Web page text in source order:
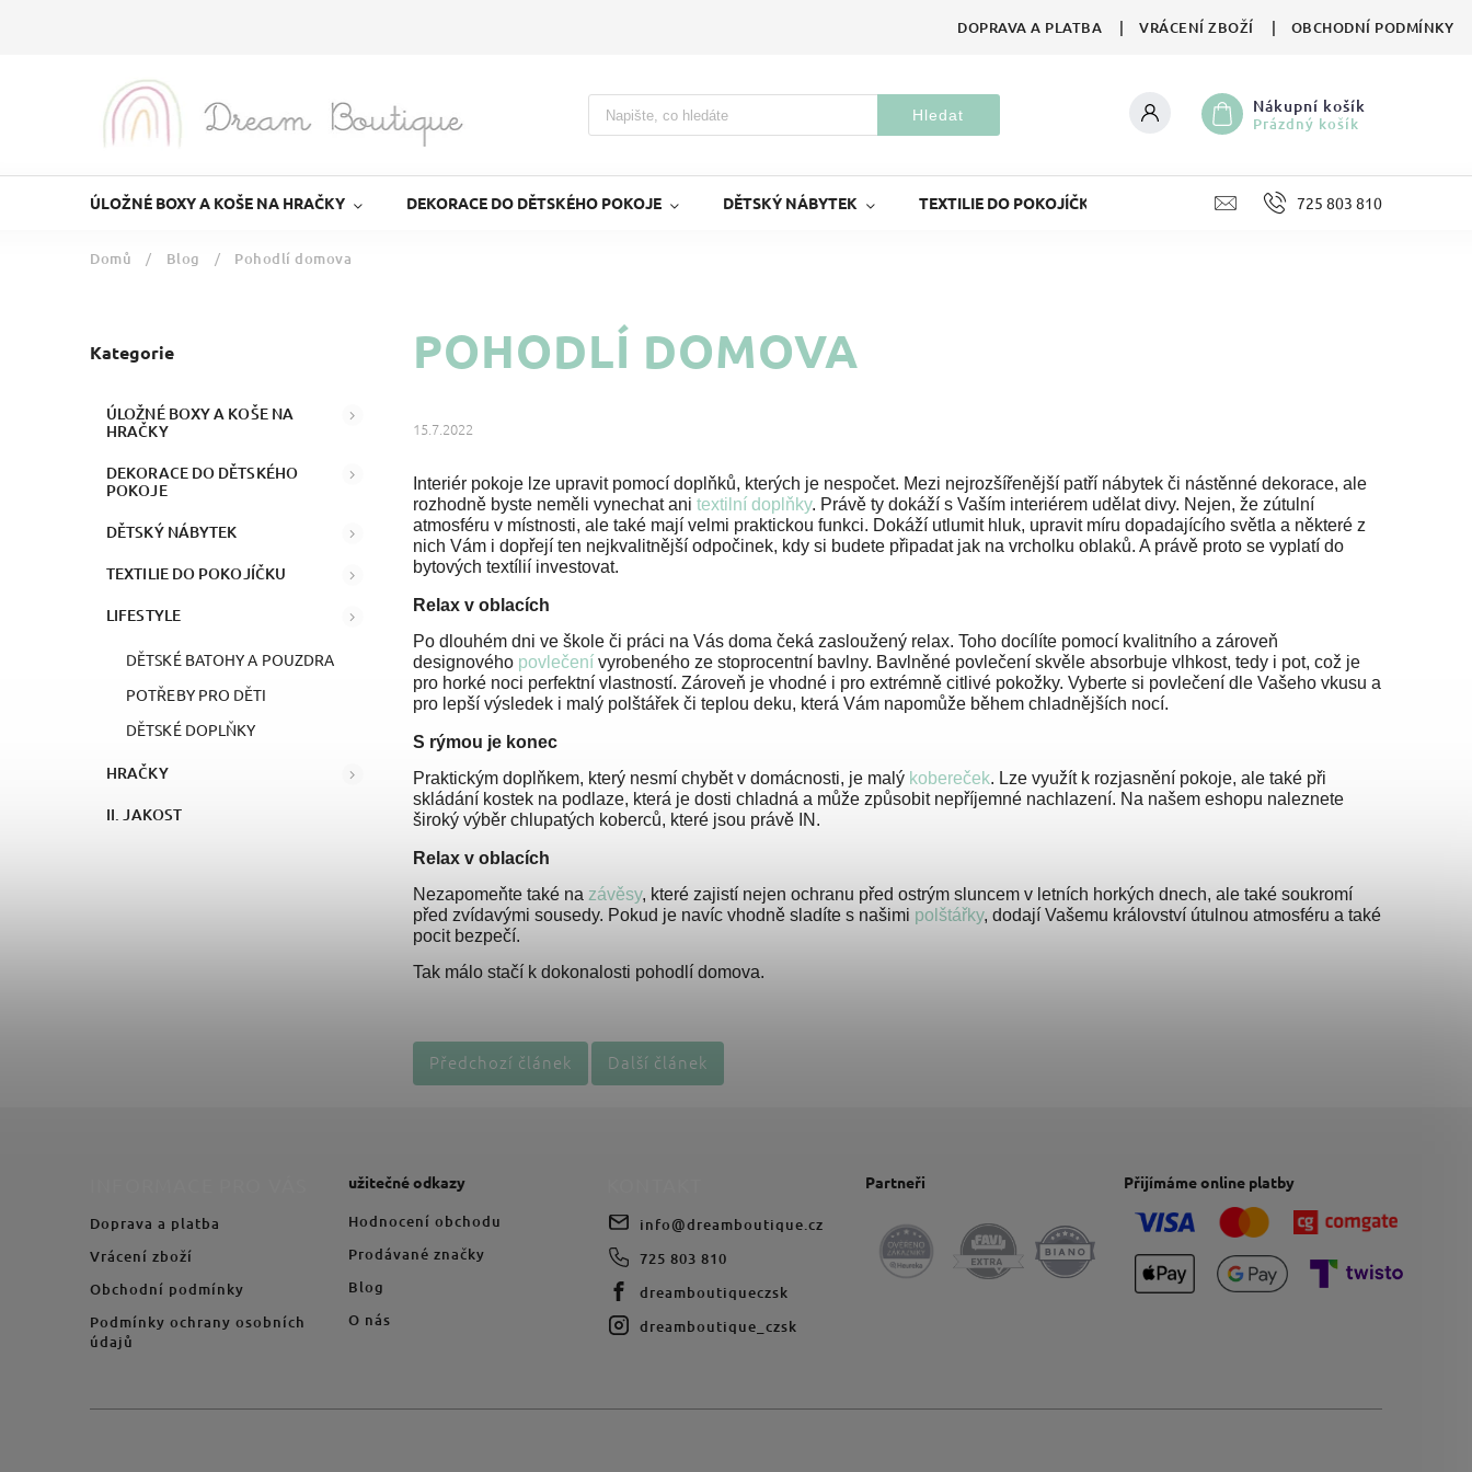
DOPRAVA A PLATBA VRÁCENÍ ZBOŽÍ OBCHODNÍ PODMÍNKY
Hledat Nákupní košík
Prázdný košík
ÚLOŽNÉ BOXY A KOŠE NA HRAČKY DEKORACE DO DĚTSKÉHO POKOJE DĚTSKÝ NÁBYTEK TEXTILIE DO POKOJÍČKU LIFESTYLE HRAČKY
725 803 810
Domů / Blog / Pohodlí domova
Kategorie
ÚLOŽNÉ BOXY A KOŠE NA
HRAČKY
DEKORACE DO DĚTSKÉHO
POKOJE
DĚTSKÝ NÁBYTEK
TEXTILIE DO POKOJÍČKU
LIFESTYLE
DĚTSKÉ BATOHY A POUZDRA
POTŘEBY PRO DĚTI
DĚTSKÉ DOPLŇKY
HRAČKY
II. JAKOST
POHODLÍ DOMOVA
15.7.2022
Interiér pokoje lze upravit pomocí doplňků, kterých je nespočet. Mezi nejrozšířenější patří nábytek či nástěnné dekorace, ale
rozhodně byste neměli vynechat ani textilní doplňky. Právě ty dokáží s Vaším interiérem udělat divy. Nejen, že zútulní
atmosféru v místnosti, ale také mají velmi praktickou funkci. Dokáží utlumit hluk, upravit míru dopadajícího světla a některé z
nich Vám i dopřejí ten nejkvalitnější odpočinek, kdy si budete připadat jak na vrcholku oblaků. A právě proto se vyplatí do
bytových textílií investovat.
Relax v oblacích
Po dlouhém dni ve škole či práci na Vás doma čeká zasloužený relax. Toho docílíte pomocí kvalitního a zároveň
designového povlečení vyrobeného ze stoprocentní bavlny. Bavlněné povlečení skvěle absorbuje vlhkost, tedy i pot, což je
pro horké noci perfektní vlastností. Zároveň je vhodné i pro extrémně citlivé pokožky. Vyberte si povlečení dle Vašeho vkusu a
pro lepší výsledek i malý polštářek či teplou deku, která Vám napomůže během chladnějších nocí.
S rýmou je konec
Praktickým doplňkem, který nesmí chybět v domácnosti, je malý kobereček. Lze využít k rozjasnění pokoje, ale také při
skládání kostek na podlaze, která je dosti chladná a může způsobit nepříjemné nachlazení. Na našem eshopu naleznete
široký výběr chlupatých koberců, které jsou právě IN.
Relax v oblacích
Nezapomeňte také na závěsy, které zajistí nejen ochranu před ostrým sluncem v letních horkých dnech, ale také soukromí
před zvídavými sousedy. Pokud je navíc vhodně sladíte s našimi polštářky, dodají Vašemu království útulnou atmosféru a také
pocit bezpečí.
Tak málo stačí k dokonalosti pohodlí domova.
Předchozí článek Další článek
Doprava a platba
Vrácení zboží
Obchodní podmínky
Podmínky ochrany osobních
údajů
užitečné odkazy
Hodnocení obchodu
Prodávané značky
Blog
O nás
info@dreamboutique.cz
725 803 810
dreamboutiqueczsk
dreamboutique_czsk
Partneři Přijímáme online platby